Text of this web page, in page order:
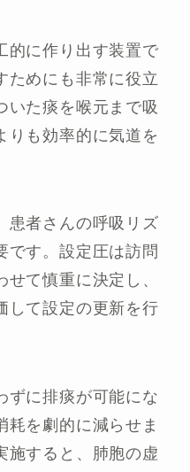
的に作り出す装置で
ためにも非常に役立
いた痰を喉元まで吸
りも効率的に気道を
患者さんの呼吸リズ
です。設定圧は訪問
て慎重に決定し、
して設定の更新を行
ずに排痰が可能にな
耗を劇的に減らせま
施すると、肺胞の虚